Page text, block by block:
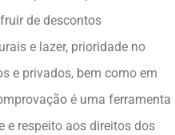
de descontos
e lazer, prioridade no
e privados, bem como em
é uma ferramenta
e respeito aos direitos dos